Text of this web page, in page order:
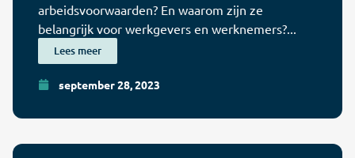
arbeidsvoorwaarden? En waarom zijn ze
belangrijk voor werkgevers en werknemers?...
Lees meer
september 28, 2023